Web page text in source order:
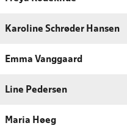
Karoline Schrøder Hansen
Emma Vanggaard
Line Pedersen
Maria Høeg